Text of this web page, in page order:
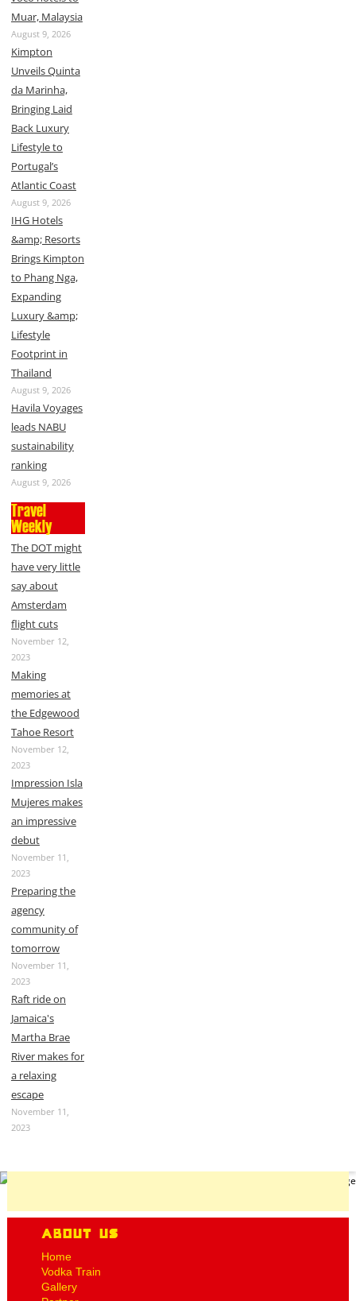
Muar, Malaysia
August 9, 2026
Kimpton
Unveils Quinta
da Marinha,
Bringing Laid
Back Luxury
Lifestyle to
Portugal’s
Atlantic Coast
August 9, 2026
IHG Hotels
&amp; Resorts
Brings Kimpton
to Phang Nga,
Expanding
Luxury &amp;
Lifestyle
Footprint in
Thailand
August 9, 2026
Havila Voyages
leads NABU
sustainability
ranking
August 9, 2026
Travel
Weekly
The DOT might
have very little
say about
Amsterdam
flight cuts
November 12,
2023
Making
memories at
the Edgewood
Tahoe Resort
November 12,
2023
Impression Isla
Mujeres makes
an impressive
debut
November 11,
2023
Preparing the
agency
community of
tomorrow
November 11,
2023
Raft ride on
Jamaica's
Martha Brae
River makes for
a relaxing
escape
November 11,
2023
About Us
Home
Vodka Train
Gallery